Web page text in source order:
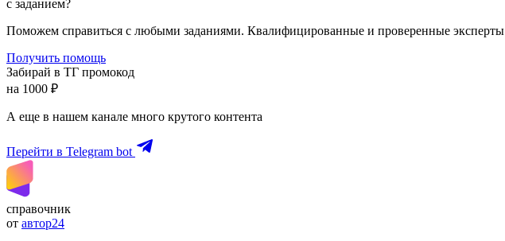
с заданием?
Поможем справиться с любыми заданиями. Квалифицированные и проверенные эксперты
Получить помощь
Забирай в ТГ промокод
на 1000 ₽
А еще в нашем канале много крутого контента
Перейти в Telegram bot
справочник
от автор24